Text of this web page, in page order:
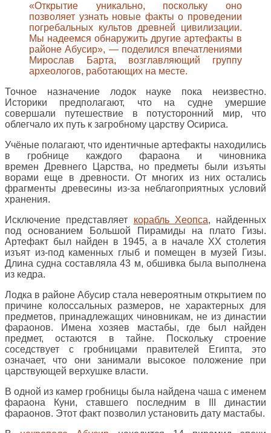
«Открытие уникально, поскольку оно
позволяет узнать новые факты о проведении
погребальных культов древней цивилизации.
Мы надеемся обнаружить другие артефакты в
районе Абусир», — поделился впечатлениями
Мирослав Барта, возглавляющий группу
археологов, работающих на месте.
Точное назначение лодок науке пока неизвестно.
Историки предполагают, что на судне умершие
совершали путешествие в потусторонний мир, что
облегчало их путь к загробному царству Осириса.
Учёные полагают, что идентичные артефакты находились
в гробнице каждого фараона и чиновника
времен Древнего Царства, но предметы были изъяты
ворами еще в древности. От многих из них остались
фрагменты древесины из-за неблагоприятных условий
хранения.
Исключение представляет корабль Хеопса, найденных
под основанием Большой Пирамиды на плато Гизы.
Артефакт был найден в 1945, а в начале XX столетия
изъят из-под каменных глыб и помещен в музей Гизы.
Длина судна составляла 43 м, обшивка была выполнена
из кедра.
Лодка в районе Абусир стала невероятным открытием по
причине колоссальных размеров, не характерных для
предметов, принадлежащих чиновникам, не из династии
фараонов. Имена хозяев мастабы, где был найден
предмет, остаются в тайне. Поскольку строение
соседствует с гробницами правителей Египта, это
означает, что они занимали высокое положение при
царствующей верхушке власти.
В одной из камер гробницы была найдена чаша с именем
фараона Куни, ставшего последним в III династии
фараонов. Этот факт позволил установить дату мастабы.